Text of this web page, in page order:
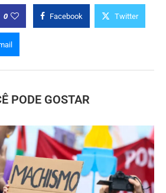
0 Facebook Twitter
PODE GOSTAR